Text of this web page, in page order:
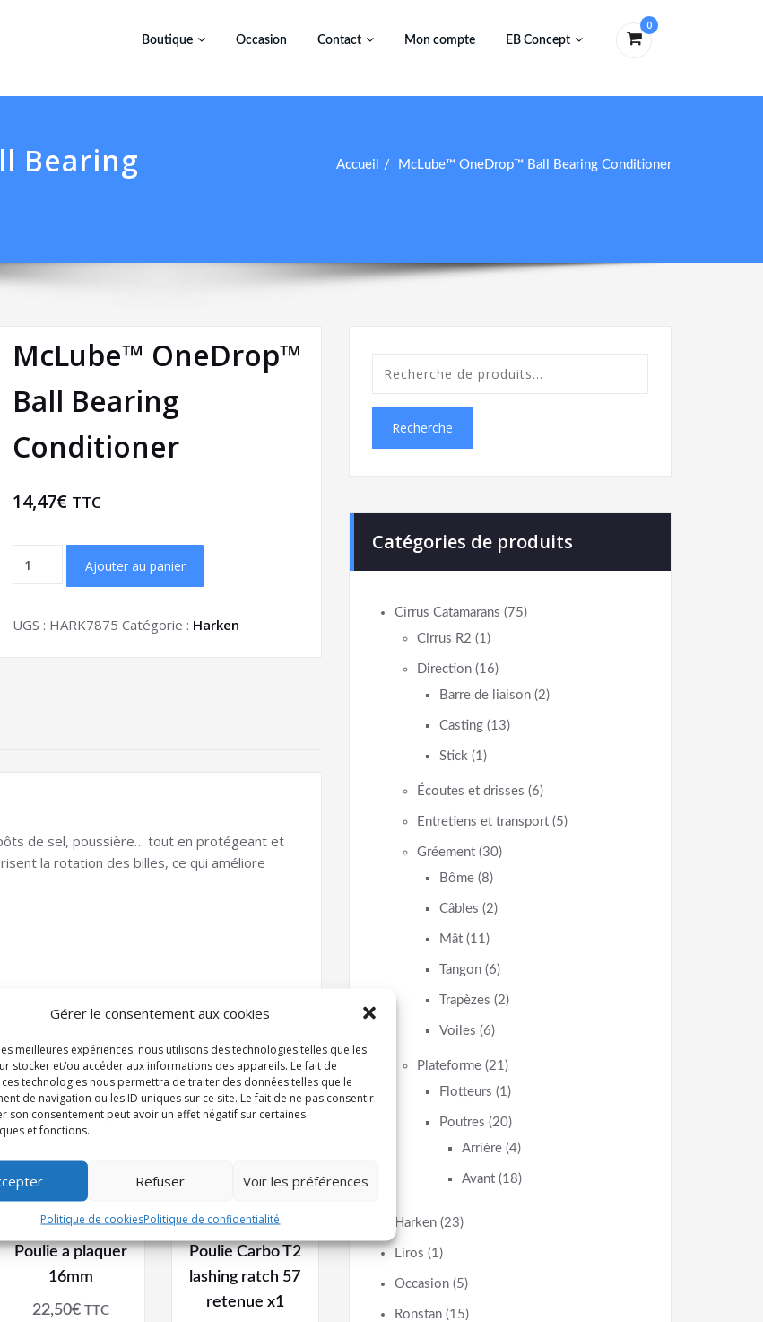
Gérer le consentement aux cookies
meilleures expériences, nous utilisons des technologies telles que les
stocker et/ou accéder aux informations des appareils. Le fait de
technologies nous permettra de traiter des données telles que le
de navigation ou les ID uniques sur ce site. Le fait de ne pas consentir
son consentement peut avoir un effet négatif sur certaines
et fonctions.
Refuser Voir les préférences
Politique de cookiesPolitique de confidentialité
Boutique Occasion Contact Mon compte EB Concept
0
Bearing
Accueil McLube™ OneDrop™ Ball Bearing Conditioner
McLube™ OneDrop™
Ball Bearing
Conditioner
14,47€ TTC
Ajouter au panier
UGS : HARK7875 Catégorie : Harken
de sel, poussière… tout en protégeant et
la rotation des billes, ce qui améliore
Poulie a plaquer
16mm
22,50€ TTC
Poulie Carbo T2
lashing ratch 57
retenue x1
Recherche
Catégories de produits
Cirrus Catamarans (75)
Cirrus R2 (1)
Direction (16)
Barre de liaison (2)
Casting (13)
Stick (1)
Écoutes et drisses (6)
Entretiens et transport (5)
Gréement (30)
Bôme (8)
Câbles (2)
Mât (11)
Tangon (6)
Trapèzes (2)
Voiles (6)
Plateforme (21)
Flotteurs (1)
Poutres (20)
Arrière (4)
Avant (18)
Harken (23)
Liros (1)
Occasion (5)
Ronstan (15)